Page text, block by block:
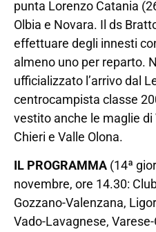
punta Lorenzo Catania
Olbia e Novara. Il ds
effettuare degli innesti
almeno uno per reparto.
ufficializzato l’arrivo dal
centrocampista classe
vestito anche le maglie
Chieri e Valle Olona.
IL PROGRAMMA (14ª
novembre, ore 14.30:
Gozzano-Valenzana,
Vado-Lavagnese,